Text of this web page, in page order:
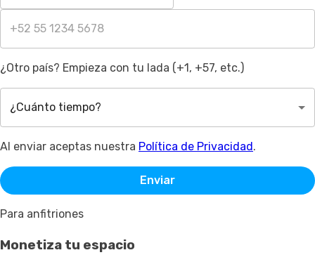
¿Otro país? Empieza con tu lada (+1, +57, etc.)
¿Cuánto tiempo?
Al enviar aceptas nuestra Política de Privacidad.
Enviar
Para anfitriones
Monetiza tu espacio